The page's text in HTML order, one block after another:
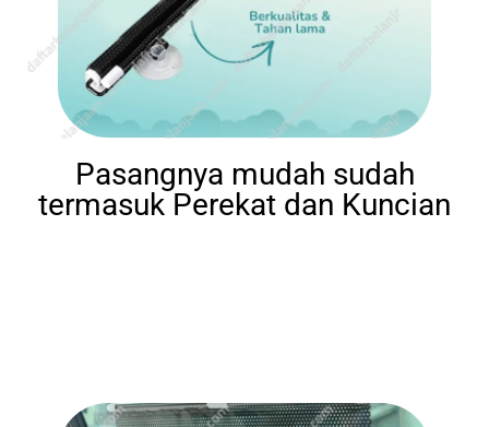
Pasangnya mudah sudah
termasuk Perekat dan Kuncian